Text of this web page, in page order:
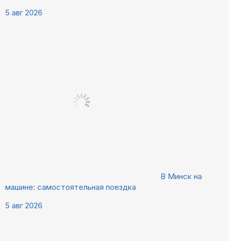
5 авг 2026
В Минск на
машине: самостоятельная поездка
5 авг 2026